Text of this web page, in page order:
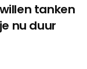
tanken
nu duur